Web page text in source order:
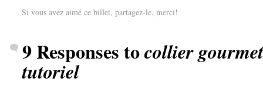
Si vous avez aimé ce billet, partagez-le, merci!
9 Responses tocollier
tutoriel